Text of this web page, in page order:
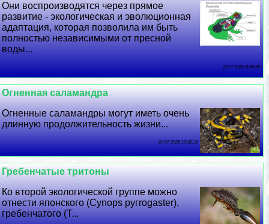
Они воспроизводятся через прямое
развитие - экологическая и эволюционная
адаптация, которая позволила им быть
полностью независимыми от пресной
воды...
24 07 2026 8:40:59
Огненная саламaндра
Огненные саламaндры могут иметь очень
длинную продолжительность жизни...
23 07 2026 10:32:16
Гребенчатые тритоны
Ко второй экологической группе можно
отнести японского (Cynops ругrogaster),
гребенчатого (Т...